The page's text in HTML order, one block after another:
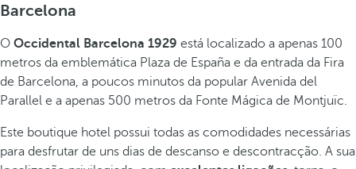
Barcelona
O Occidental Barcelona 1929 está localizado a apenas 100
metros da emblemática Plaza de España e da entrada da Fira
de Barcelona, a poucos minutos da popular Avenida del
Parallel e a apenas 500 metros da Fonte Mágica de Montjuïc.
Este boutique hotel possui todas as comodidades necessárias
para desfrutar de uns dias de descanso e descontracção. A sua